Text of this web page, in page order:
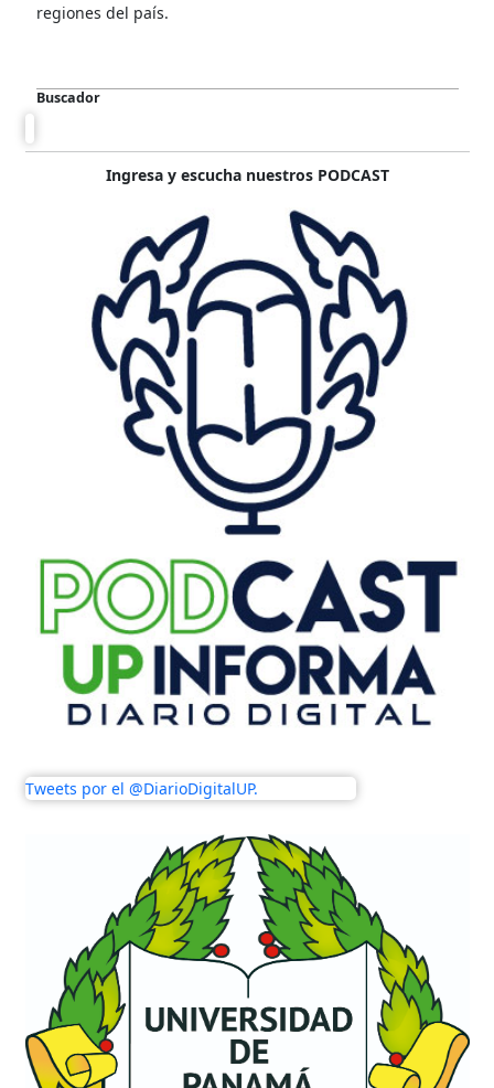
regiones del país.
Buscador
Ingresa y escucha nuestros PODCAST
Tweets por el @DiarioDigitalUP.